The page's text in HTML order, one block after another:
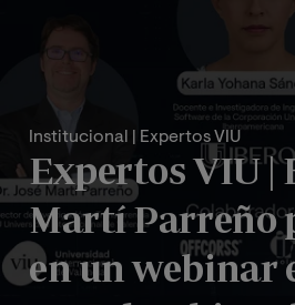
Institucional | Expertos VIU
Expertos VIU |
Martí Parreño
en un webinar